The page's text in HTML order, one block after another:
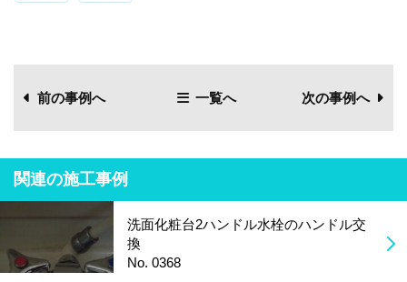
前の事例へ 一覧へ 次の事例へ
関連の施工事例
洗面化粧台2ハンドル水栓のハンドル交
換
No. 0368